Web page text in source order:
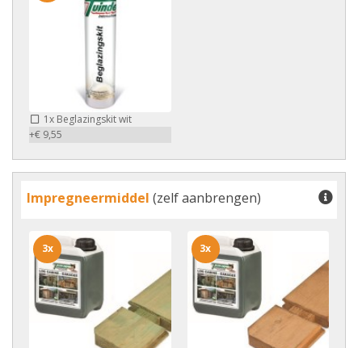
1x Beglazingskit wit
+€ 9,55
Impregneermiddel (zelf aanbrengen)
3x 3x